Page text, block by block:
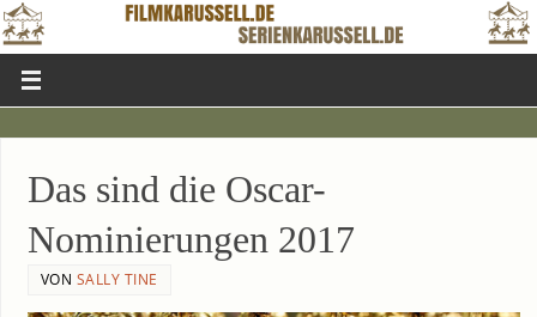
Das sind die Oscar-
Nominierungen 2017
VON SALLY TINE